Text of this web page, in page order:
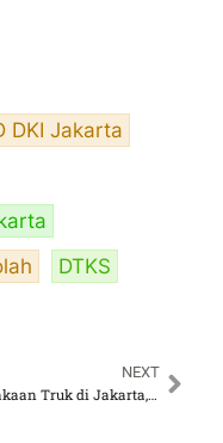
DKI Jakarta
DTKS
NEXT
Kecelakaan Truk di Jakarta, Kenneth DPRD DKI Minta Pemprov Perketat Jam Operasional